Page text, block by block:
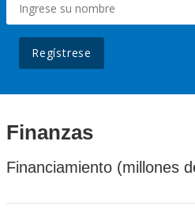
Regístrese
Finanzas
Financiamiento (millones